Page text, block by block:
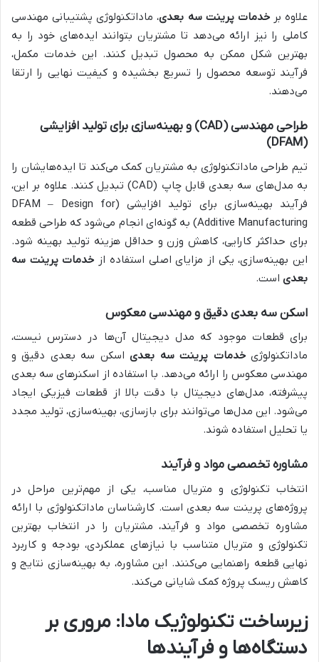
علاوه برخدمات پرینت سه بعدی، ماداتکنولوژی پشتیبانی مهندسی
کاملی را نیز ارائه می‌دهد تا مشتریان بتوانند ایده‌های خود را به
بهترین شکل ممکن به محصول تبدیل کنند. این خدمات مکمل،
فرآیند توسعه محصول را تسریع بخشیده و کیفیت نهایی را ارتقا
می‌دهند.
طراحی مهندسی (CAD) و بهینه‌سازی برای تولید افزایشی
(DFAM)
تیم طراحی ماداتکنولوژی به مشتریان کمک می‌کند تا ایده‌هایشان را
به مدل‌های سه بعدی قابل چاپ (CAD) تبدیل کنند. علاوه بر این،
فرآیند بهینه‌سازی برای تولید افزایشی (DFAM – Design for
Additive Manufacturing) به گونه‌ای انجام می‌شود که طراحی قطعه
برای حداکثر کارایی، کاهش وزن و حداقل هزینه تولید بهینه شود.
این بهینه‌سازی، یکی از مزایای اصلی استفاده از خدمات پرینت سه
بعدی است.
اسکن سه بعدی دقیق و مهندسی معکوس
برای قطعات موجود که مدل دیجیتال آن‌ها در دسترس نیست،
ماداتکنولوژیخدمات پرینت سه بعدیاسکن سه بعدی دقیق و
مهندسی معکوس را ارائه می‌دهد. با استفاده از اسکنرهای سه بعدی
پیشرفته، مدل‌های دیجیتال با دقت بالا از قطعات فیزیکی ایجاد
می‌شود. این مدل‌ها می‌توانند برای بازسازی، بهینه‌سازی، تولید مجدد
یا تحلیل استفاده شوند.
مشاوره تخصصی مواد و فرآیند
انتخاب تکنولوژی و متریال مناسب، یکی از مهم‌ترین مراحل در
پروژه‌های پرینت سه بعدی است. کارشناسان ماداتکنولوژی با ارائه
مشاوره تخصصی مواد و فرآیند، مشتریان را در انتخاب بهترین
تکنولوژی و متریال متناسب با نیازهای عملکردی، بودجه و کاربرد
نهایی قطعه راهنمایی می‌کنند. این مشاوره، به بهینه‌سازی نتایج و
کاهش ریسک پروژه کمک شایانی می‌کند.
زیرساخت تکنولوژیک مادا: مروری بر
دستگاه‌ها و فرآیندها